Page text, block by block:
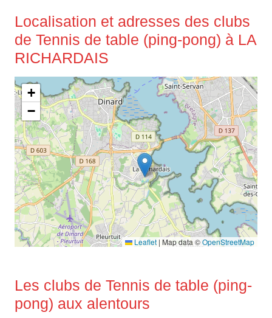
Localisation et adresses des clubs
de Tennis de table (ping-pong) à LA
RICHARDAIS
+
−
Leaflet | Map data ©OpenStreetMap
Les clubs de Tennis de table (ping-
pong) aux alentours